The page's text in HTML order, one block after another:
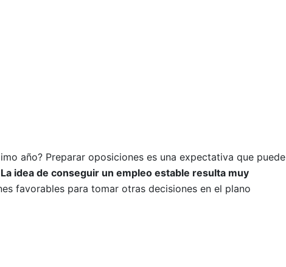
año? Preparar oposiciones es una expectativa que puede
La idea de conseguir un empleo estable resulta muy
favorables para tomar otras decisiones en el plano